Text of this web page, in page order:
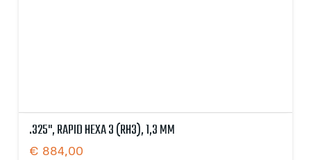
.325", RAPID HEXA 3 (RH3), 1,3 MM
€ 884,00